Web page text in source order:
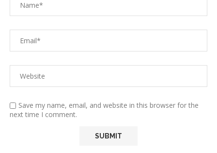
Save my name, email, and website in this browser for the
next time I comment.